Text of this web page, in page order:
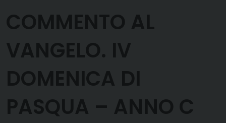
COMMENTO AL
VANGELO. IV
DOMENICA DI
PASQUA – ANNO C